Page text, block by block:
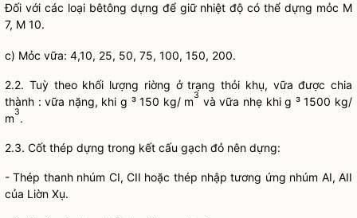
Đối với các loại bêtông dựng để giữ nhiệt độ có thể dựng mỏc M
7, M 10.
c) Mỏc vữa: 4,10, 25, 50, 75, 100, 150, 200.
2.2. Tuỳ theo khối lượng riờng ở trạng thỏi khụ, vữa được chia
thành : vữa nặng, khi g ³ 150 kg/ m3 và vữa nhẹ khi g ³ 1500 kg/
m3.
2.3. Cốt thép dựng trong kết cấu gạch đỏ nên dựng:
- Thép thanh nhúm CI, CII hoặc thép nhập tương ứng nhúm AI, AII
của Liờn Xụ.